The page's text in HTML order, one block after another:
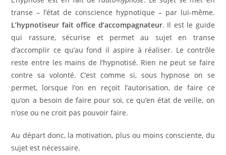
transe – l’état de conscience hypnotique – par lui-même.
L’hypnotiseur fait office d’accompagnateur. Il est le guide
qui rassure, sécurise et permet au sujet en transe
d’accomplir ce qu’au fond il aspire à réaliser. Le contrôle
reste entre les mains de l’hypnotisé. Rien ne peut se faire
contre sa volonté. C’est comme si, sous hypnose on se
permet, lorsque l’on en reçoit l’autorisation, de faire ce
qu’on a besoin de faire pour soi, ce qu’en état de veille, on
n’ose ou ne croit pas pouvoir faire.
Au départ donc, la motivation, plus ou moins consciente, du
sujet est nécessaire.